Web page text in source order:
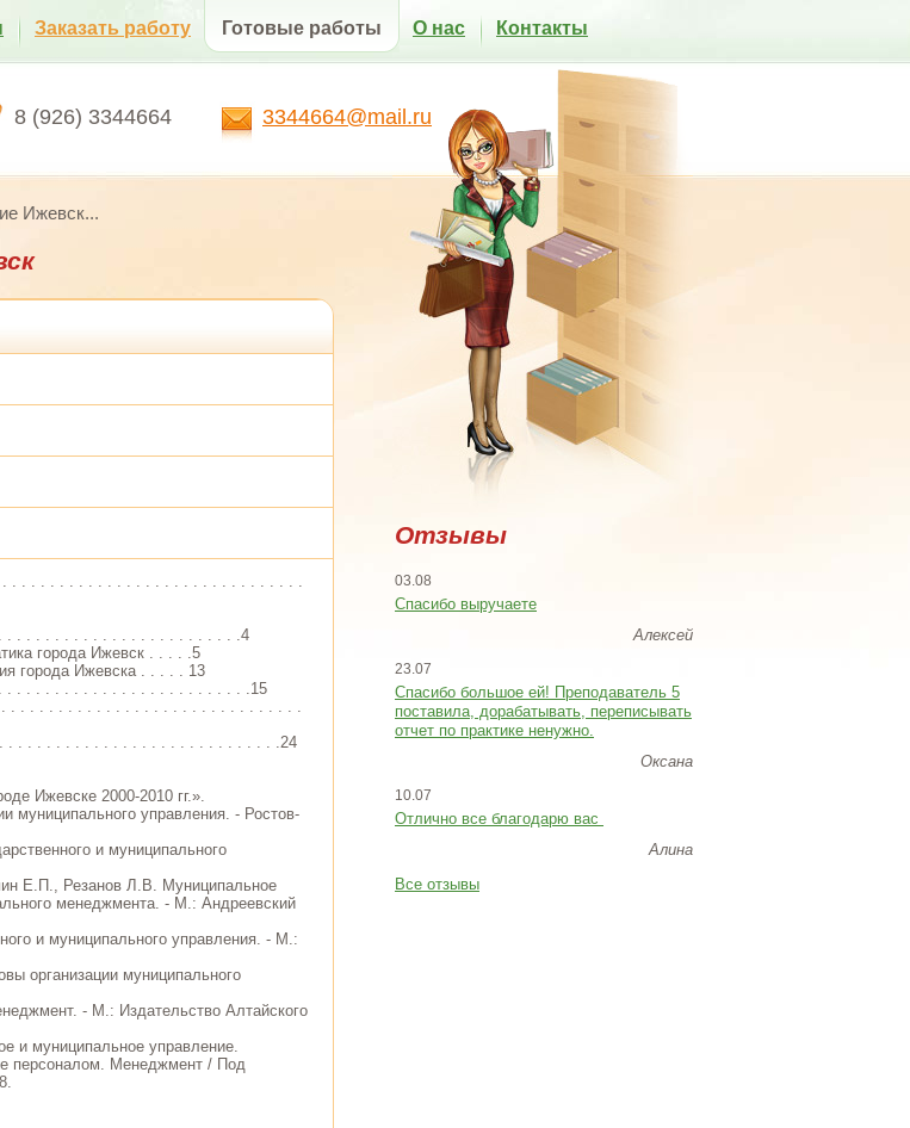
8 (926) 3344664 3344664@mail.ru
Заказать работу Готовые работы О нас Контакты
Ижевск...
. . . . . . . . . . . . . . . . . . . . . . . . . . . . . . .
. . . . . . . . . . . . . . . . . . . . . . . . . .4
города Ижевск . . . . .5
города Ижевска . . . . . 13
. . . . . . . . . . . . . . . . . . . . . . . . . .15
. . . . . . . . . . . . . . . . . . . . . . . . . . . . . . .
. . . . . . . . . . . . . . . . . . . . . . . . . . . . . .24
Ижевске 2000-2010 гг.».
муниципального управления. - Ростов-
и муниципального
Е.П., Резанов Л.В. Муниципальное
менеджмента. - М.: Андреевский
и муниципального управления. - М.:
организации муниципального
- М.: Издательство Алтайского
и муниципальное управление.
персоналом. Менеджмент / Под
Отзывы
03.08
Спасибо выручаете
Алексей
23.07
Cпасибо большое ей! Преподаватель 5
поставила, дорабатывать, переписывать
отчет по практике ненужно.
Оксана
10.07
Отлично все благодарю вас
Алина
Все отзывы